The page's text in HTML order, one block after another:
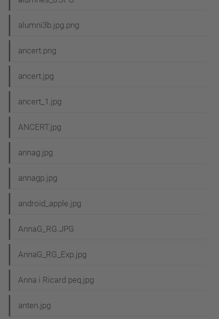
alumni3b.jpg.png
ancert.png
ancert.jpg
ancert_1.jpg
ANCERT.jpg
annag.jpg
annagp.jpg
android_apple.jpg
AnnaG_RG.JPG
AnnaG_RG_Exp.jpg
Anna i Ricard peq.jpg
anten.jpg